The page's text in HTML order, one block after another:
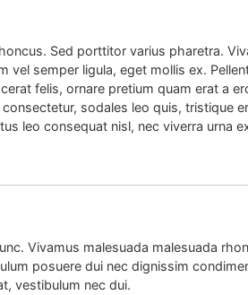
Sed porttitor varius pharetra.
vel semper ligula, eget mollis ex.
felis, ornare pretium quam erat a
sodales leo quis, tristique
leo consequat nisl, nec viverra urna
Vivamus malesuada malesuada
posuere dui nec dignissim
vestibulum nec dui.